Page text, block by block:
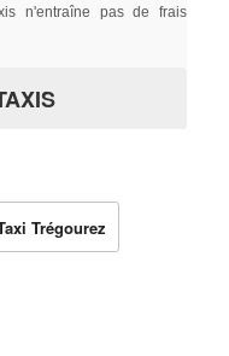
pas de frais
Trégourez